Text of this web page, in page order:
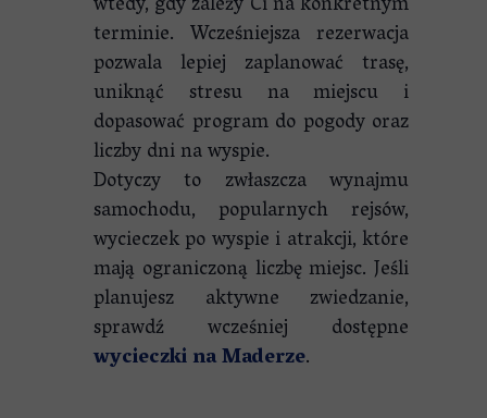
terminie. Wcześniejsza rezerwacja
pozwala lepiej zaplanować trasę,
uniknąć stresu na miejscu i
dopasować program do pogody oraz
liczby dni na wyspie.
Dotyczy to zwłaszcza wynajmu
samochodu, popularnych rejsów,
wycieczek po wyspie i atrakcji, które
mają ograniczoną liczbę miejsc. Jeśli
planujesz aktywne zwiedzanie,
sprawdź wcześniej dostępne
wycieczki na Maderze.